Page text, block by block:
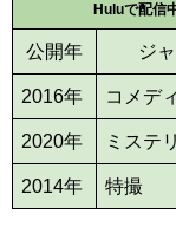
Huluで配信
公開年 ジ
2016年 コメデ
2020年 ミステ
2014年 特撮